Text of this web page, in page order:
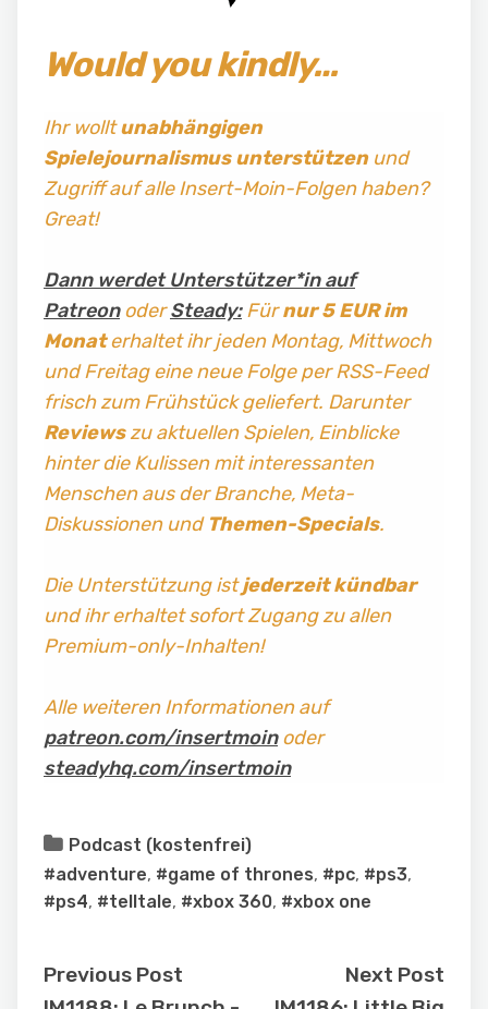
Would you kindly…
Ihr wolltunabhängigen
Spielejournalismus unterstützenund
Zugriff auf alle Insert-Moin-Folgen haben?
Great!
Dann werdet Unterstützer*in auf
PatreonoderSteady:Fürnur 5 EUR im
Monaterhaltet ihr jeden Montag, Mittwoch
und Freitag eine neue Folge per RSS-Feed
frisch zum Frühstück geliefert. Darunter
Reviewszu aktuellen Spielen, Einblicke
hinter die Kulissen mit interessanten
Menschen aus der Branche, Meta-
Diskussionen und Themen-Specials.
Die Unterstützung istjederzeit kündbar
und ihr erhaltet sofort Zugang zu allen
Premium-only-Inhalten!
Alle weiteren Informationen auf
patreon.com/insertmoinoder
steadyhq.com/insertmoin
Podcast (kostenfrei)
#adventure, #game of thrones, #pc, #ps3,
#ps4, #telltale, #xbox 360, #xbox one
Previous Post
Next Post